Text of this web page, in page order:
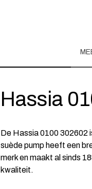
Hassia
De Hassia 0100 302602
suède pump heeft een
merk en maakt al sinds
kwaliteit.